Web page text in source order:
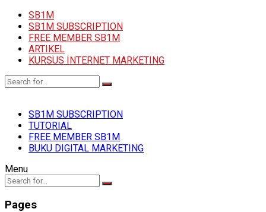
SB1M
SB1M SUBSCRIPTION
FREE MEMBER SB1M
ARTIKEL
KURSUS INTERNET MARKETING
SB1M SUBSCRIPTION
TUTORIAL
FREE MEMBER SB1M
BUKU DIGITAL MARKETING
Menu
Pages